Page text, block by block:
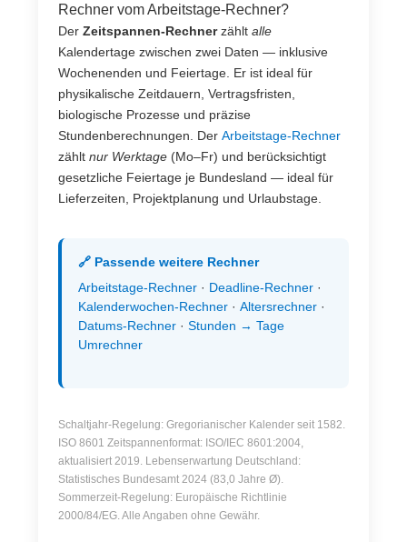
Rechner vom Arbeitstage-Rechner?
DerZeitspannen-Rechnerzähltalle
Kalendertage zwischen zwei Daten — inklusive
Wochenenden und Feiertage. Er ist ideal für
physikalische Zeitdauern, Vertragsfristen,
biologische Prozesse und präzise
Stundenberechnungen. DerArbeitstage-Rechner
zähltnur Werktage (Mo–Fr) und berücksichtigt
gesetzliche Feiertage je Bundesland — ideal für
Lieferzeiten, Projektplanung und Urlaubstage.
🔗 Passende weitere Rechner
Arbeitstage-Rechner · Deadline-Rechner ·
Kalenderwochen-Rechner ·Altersrechner ·
Datums-Rechner ·Stunden → Tage
Umrechner
Schaltjahr-Regelung: Gregorianischer Kalender seit 1582.
ISO 8601 Zeitspannenformat: ISO/IEC 8601:2004,
aktualisiert 2019. Lebenserwartung Deutschland:
Statistisches Bundesamt 2024 (83,0 Jahre Ø).
Sommerzeit-Regelung: Europäische Richtlinie
2000/84/EG. Alle Angaben ohne Gewähr.